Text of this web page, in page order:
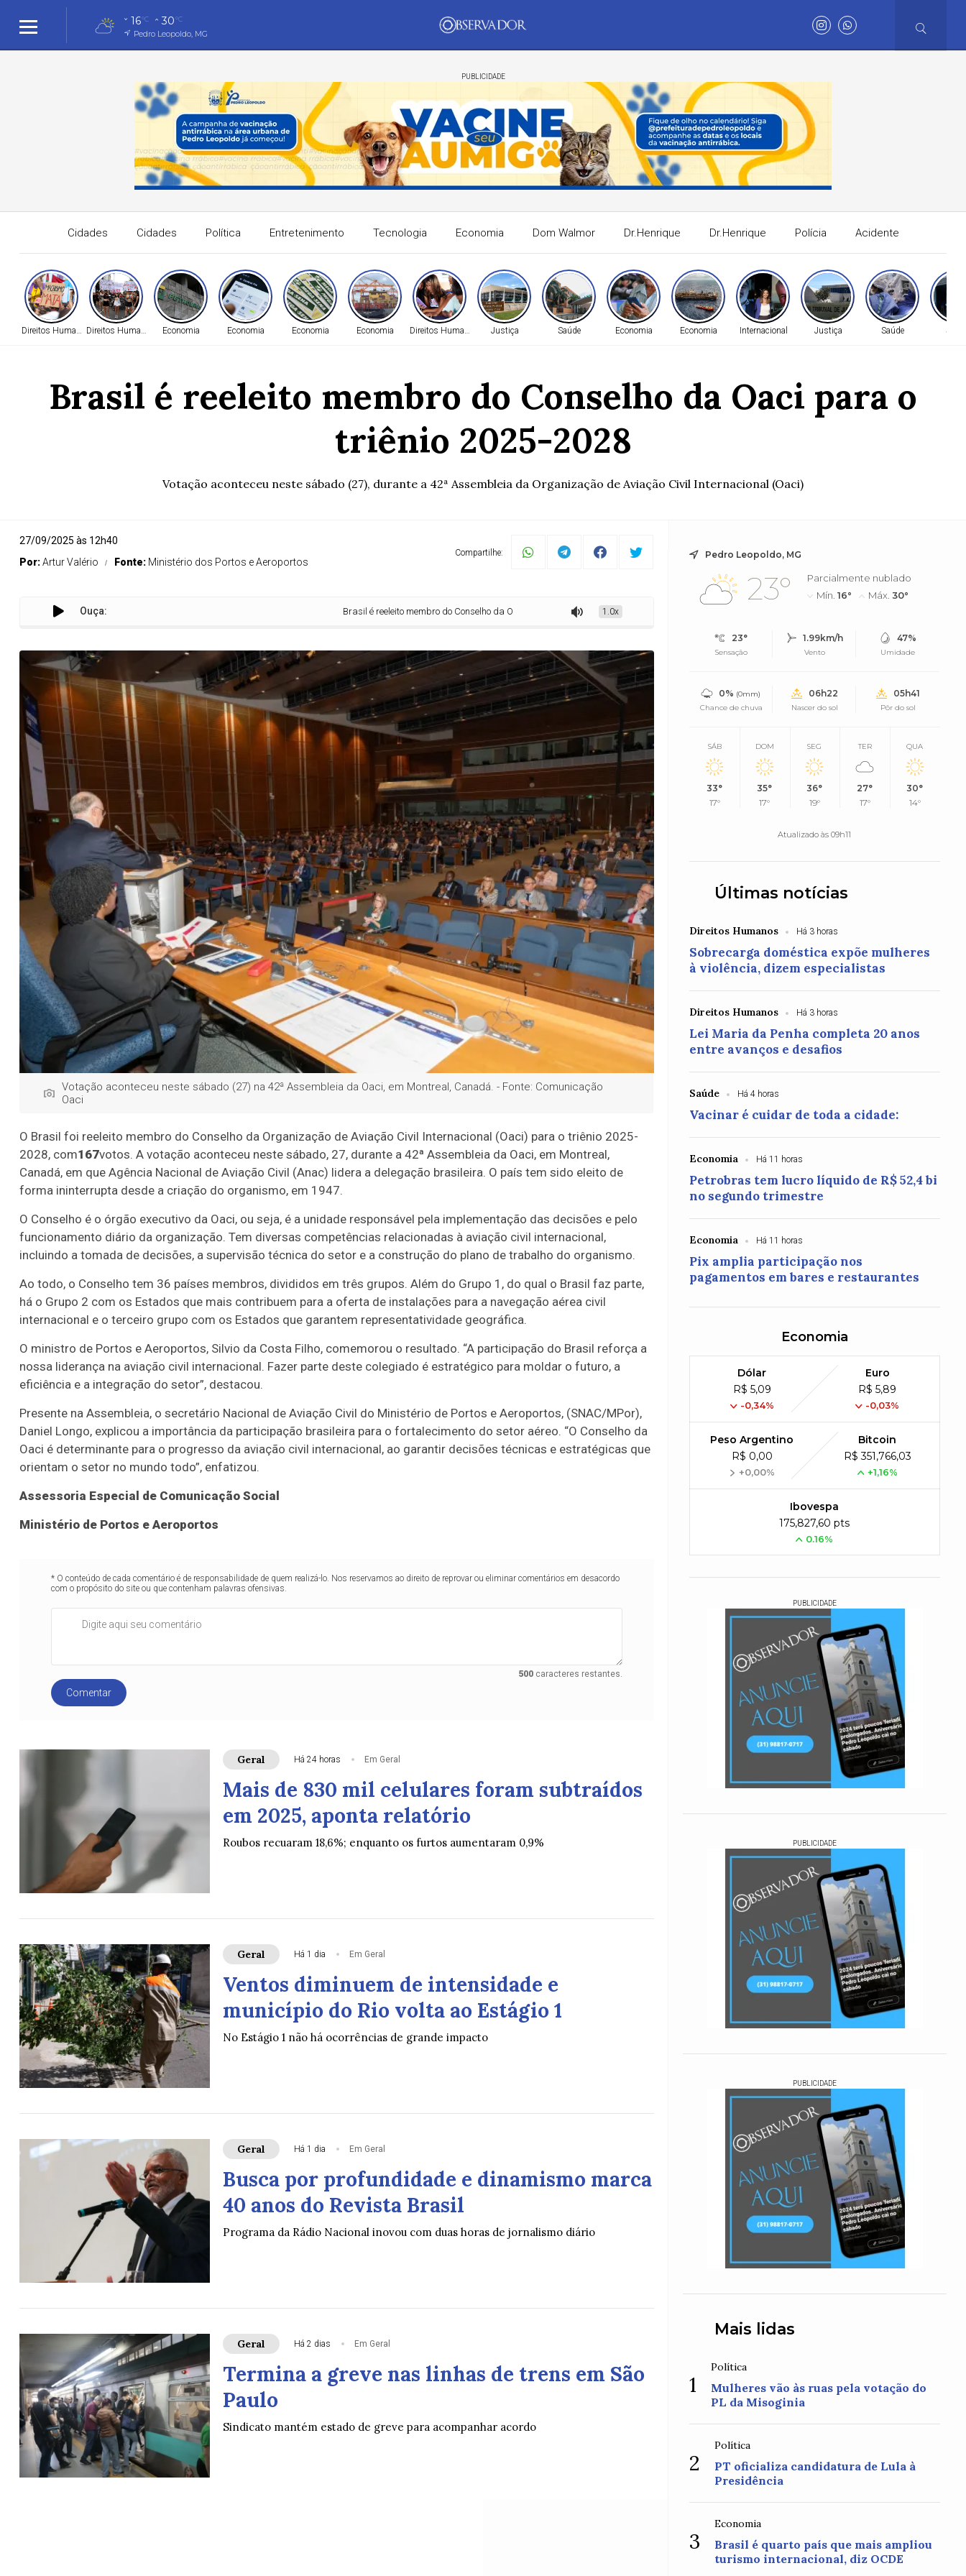
16°C 30°C
Pedro Leopoldo, MG
PUBLICIDADE
Cidades Cidades Política Entretenimento Tecnologia Economia Dom Walmor Dr.Henrique Dr.Henrique Polícia Acidente
Direitos HumanosDireitos Humanos Economia Economia Economia Economia Direitos Humanos Justiça Saúde Economia Economia Internacional Justiça Saúde
Brasil é reeleito membro do Conselho da Oaci para o
triênio 2025-2028
Votação aconteceu neste sábado (27), durante a 42ª Assembleia da Organização de Aviação Civil Internacional (Oaci)
27/09/2025 às 12h40
Por:Artur Valério Fonte: Ministério dos Portos e Aeroportos
Compartilhe:
Ouça: Brasil é reeleito membro do Conselho da Oaci para o triênio 2025-2028 1.0x
Votação aconteceu neste sábado (27) na 42ª Assembleia da Oaci, em Montreal, Canadá. - Fonte: Comunicação
Oaci
O Brasil foi reeleito membro do Conselho da Organização de Aviação Civil Internacional (Oaci) para o triênio 2025-
2028, com167votos. A votação aconteceu neste sábado, 27, durante a 42ª Assembleia da Oaci, em Montreal,
Canadá, em que Agência Nacional de Aviação Civil (Anac) lidera a delegação brasileira. O país tem sido eleito de
forma ininterrupta desde a criação do organismo, em 1947.
O Conselho é o órgão executivo da Oaci, ou seja, é a unidade responsável pela implementação das decisões e pelo
funcionamento diário da organização. Tem diversas competências relacionadas à aviação civil internacional,
incluindo a tomada de decisões, a supervisão técnica do setor e a construção do plano de trabalho do organismo.
Ao todo, o Conselho tem 36 países membros, divididos em três grupos. Além do Grupo 1, do qual o Brasil faz parte,
há o Grupo 2 com os Estados que mais contribuem para a oferta de instalações para a navegação aérea civil
internacional e o terceiro grupo com os Estados que garantem representatividade geográfica.
O ministro de Portos e Aeroportos, Silvio da Costa Filho, comemorou o resultado. “A participação do Brasil reforça a
nossa liderança na aviação civil internacional. Fazer parte deste colegiado é estratégico para moldar o futuro, a
eficiência e a integração do setor”, destacou.
Presente na Assembleia, o secretário Nacional de Aviação Civil do Ministério de Portos e Aeroportos, (SNAC/MPor),
Daniel Longo, explicou a importância da participação brasileira para o fortalecimento do setor aéreo. “O Conselho da
Oaci é determinante para o progresso da aviação civil internacional, ao garantir decisões técnicas e estratégicas que
orientam o setor no mundo todo”, enfatizou.
Assessoria Especial de Comunicação Social
Ministério de Portos e Aeroportos
* O conteúdo de cada comentário é de responsabilidade de quem realizá-lo. Nos reservamos ao direito de reprovar ou eliminar comentários em desacordo
com o propósito do site ou que contenham palavras ofensivas.
500caracteres restantes.
Comentar
Geral Há 24 horas Em Geral
Mais de 830 mil celulares foram subtraídos
em 2025, aponta relatório
Roubos recuaram 18,6%; enquanto os furtos aumentaram 0,9%
Geral Há 1 dia Em Geral
Ventos diminuem de intensidade e
município do Rio volta ao Estágio 1
No Estágio 1 não há ocorrências de grande impacto
Geral Há 1 dia Em Geral
Busca por profundidade e dinamismo marca
40 anos do Revista Brasil
Programa da Rádio Nacional inovou com duas horas de jornalismo diário
Geral Há 2 dias Em Geral
Termina a greve nas linhas de trens em São
Paulo
Sindicato mantém estado de greve para acompanhar acordo
Pedro Leopoldo, MG
23°
Parcialmente nublado
Mín.16° Máx.30°
23°
Sensação
1.99km/h
Vento
47%
Umidade
0% (0mm)
Chance de chuva
06h22
Nascer do sol
05h41
Pôr do sol
SÁB
33°
17°
DOM
35°
17°
SEG
36°
19°
TER
27°
17°
QUA
30°
14°
Atualizado às 09h11
Últimas notícias
Direitos Humanos Há 3 horas
Sobrecarga doméstica expõe mulheres
à violência, dizem especialistas
Direitos Humanos Há 3 horas
Lei Maria da Penha completa 20 anos
entre avanços e desafios
Saúde Há 4 horas
Vacinar é cuidar de toda a cidade:
Economia Há 11 horas
Petrobras tem lucro líquido de R$ 52,4 bi
no segundo trimestre
Economia Há 11 horas
Pix amplia participação nos
pagamentos em bares e restaurantes
Economia
Dólar
R$ 5,09
-0,34%
Euro
R$ 5,89
-0,03%
Peso Argentino
R$ 0,00
+0,00%
Bitcoin
R$ 351,766,03
+1,16%
Ibovespa
175,827,60 pts
0.16%
PUBLICIDADE
PUBLICIDADE
PUBLICIDADE
Mais lidas
1
Política
Mulheres vão às ruas pela votação do
PL da Misoginia
2
Política
PT oficializa candidatura de Lula à
Presidência
3
Economia
Brasil é quarto país que mais ampliou
turismo internacional, diz OCDE